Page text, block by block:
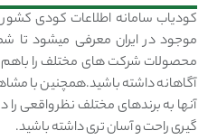
کودیاب سامانه اطلاعات کودی
موجود در ایران معرفی میشود تا
محصولات شرکت های مختلف را
آگاهانه داشته باشید.همچنین با
آنها به برندهای مختلف نظر واقعی
گیری راحت و آسان تری داشته باشید.